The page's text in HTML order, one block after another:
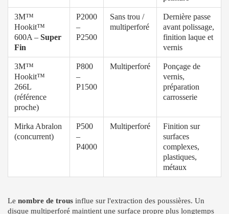
3M™
Hookit™
600A – Super
Fin
P2000
–
P2500
Sans trou /
multiperforé
Dernière passe
avant polissage,
finition laque et
vernis
3M™
Hookit™
266L
(référence
proche)
P800
–
P1500
Multiperforé
Ponçage de
vernis,
préparation
carrosserie
Mirka Abralon
(concurrent)
P500
–
P4000
Multiperforé
Finition sur
surfaces
complexes,
plastiques,
métaux
Le nombre de trous influe sur l'extraction des poussières. Un
disque multiperforé maintient une surface propre plus longtemps